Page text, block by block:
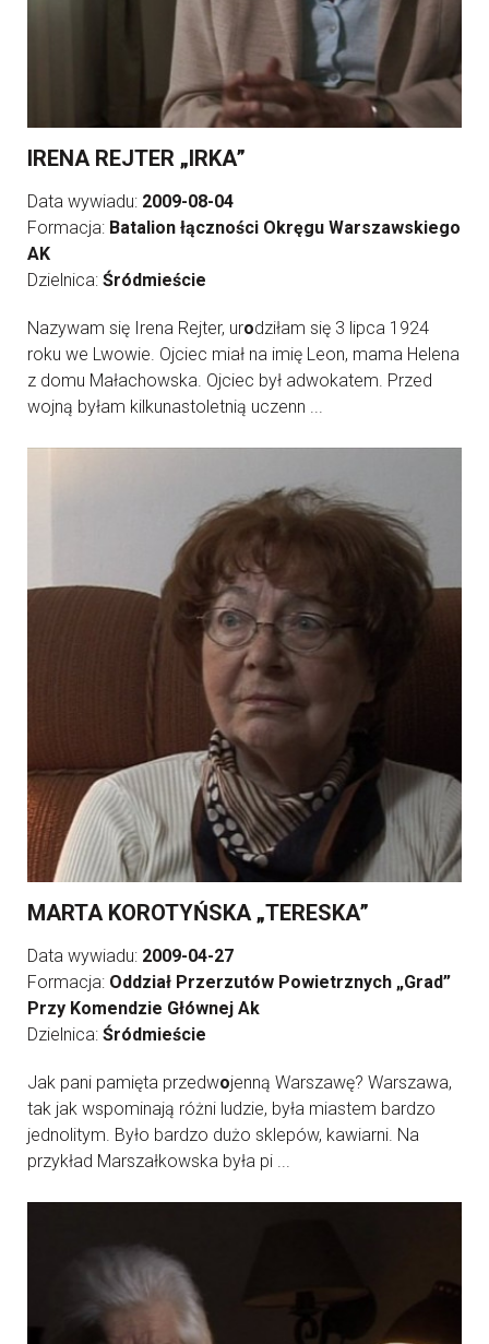
IRENA REJTER „IRKA”
Data wywiadu: 2009-08-04
Formacja: Batalion łączności Okręgu Warszawskiego
AK
Dzielnica: Śródmieście
Nazywam się Irena Rejter, urodziłam się 3 lipca 1924
roku we Lwowie. Ojciec miał na imię Leon, mama Helena
z domu Małachowska. Ojciec był adwokatem. Przed
wojną byłam kilkunastoletnią uczenn ...
MARTA KOROTYŃSKA „TERESKA”
Data wywiadu: 2009-04-27
Formacja: Oddział Przerzutów Powietrznych „Grad”
Przy Komendzie Głównej Ak
Dzielnica: Śródmieście
Jak pani pamięta przedwojenną Warszawę? Warszawa,
tak jak wspominają różni ludzie, była miastem bardzo
jednolitym. Było bardzo dużo sklepów, kawiarni. Na
przykład Marszałkowska była pi ...